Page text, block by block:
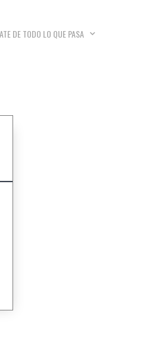
DE TODO LO QUE PASA